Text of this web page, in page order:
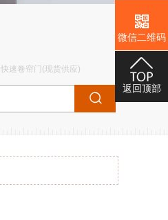
快速卷帘门(现货供应)
微信二维码
返回顶部